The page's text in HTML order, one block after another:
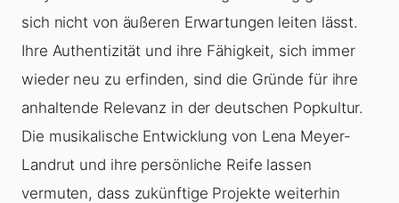
sich nicht von äußeren Erwartungen leiten lässt.
Ihre Authentizität und ihre Fähigkeit, sich immer
wieder neu zu erfinden, sind die Gründe für ihre
anhaltende Relevanz in der deutschen Popkultur.
Die musikalische Entwicklung von Lena Meyer-
Landrut und ihre persönliche Reife lassen
vermuten, dass zukünftige Projekte weiterhin